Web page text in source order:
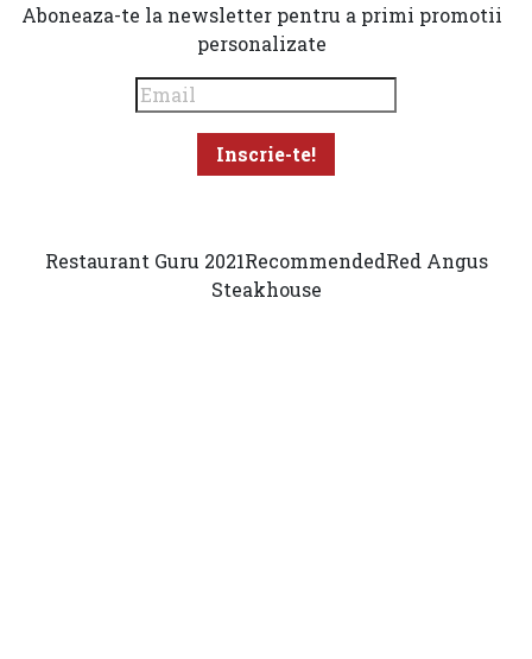
Aboneaza-te la newsletter pentru a primi promotii
personalizate
Restaurant Guru 2021RecommendedRed Angus
Steakhouse